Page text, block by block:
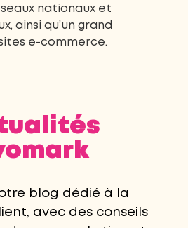
nationaux et
ainsi qu’un grand
e-commerce.
blog dédié à la
avec des conseils